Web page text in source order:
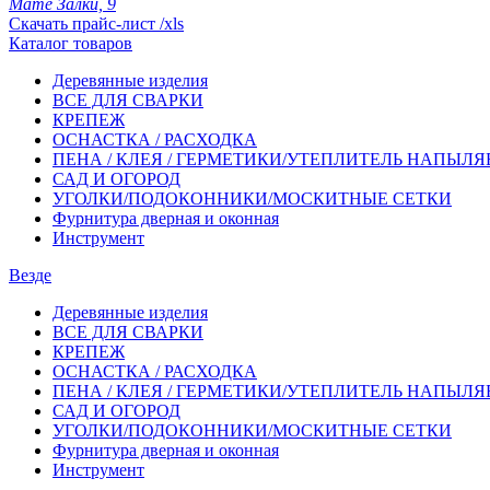
Скачать прайс-лист /xls
Каталог товаров
Деревянные изделия
ВСЕ ДЛЯ СВАРКИ
КРЕПЕЖ
ОСНАСТКА / РАСХОДКА
ПЕНА / КЛЕЯ / ГЕРМЕТИКИ/УТЕПЛИТЕЛЬ
САД И ОГОРОД
УГОЛКИ/ПОДОКОННИКИ/МОСКИТНЫЕ СЕТКИ
Фурнитура дверная и оконная
Инструмент
Везде
Деревянные изделия
ВСЕ ДЛЯ СВАРКИ
КРЕПЕЖ
ОСНАСТКА / РАСХОДКА
ПЕНА / КЛЕЯ / ГЕРМЕТИКИ/УТЕПЛИТЕЛЬ
САД И ОГОРОД
УГОЛКИ/ПОДОКОННИКИ/МОСКИТНЫЕ СЕТКИ
Фурнитура дверная и оконная
Инструмент